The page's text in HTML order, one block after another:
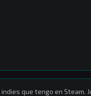
que tengo en Steam.